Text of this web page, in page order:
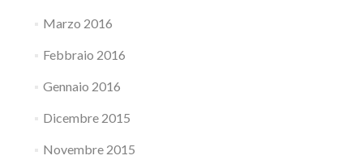
Marzo 2016
Febbraio 2016
Gennaio 2016
Dicembre 2015
Novembre 2015